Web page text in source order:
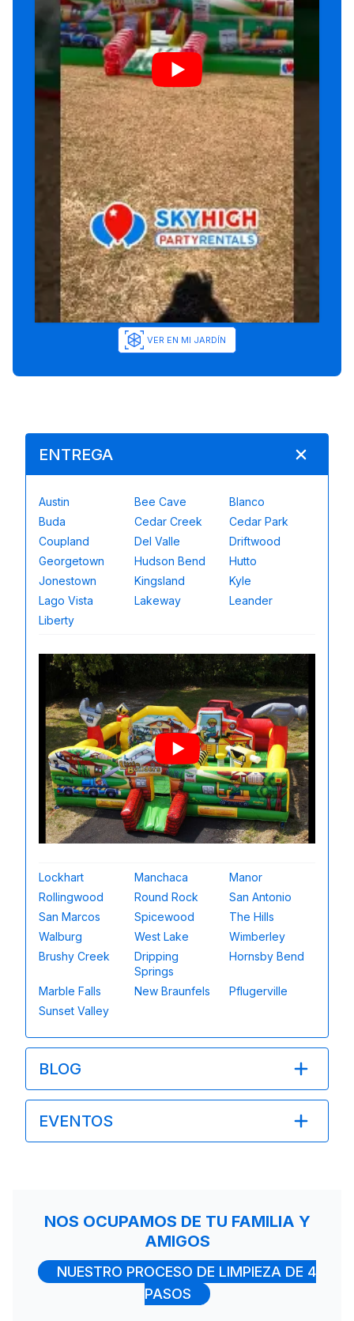
VER EN MI JARDÍN
ENTREGA
Austin Bee Cave
Blanco
Buda
Cedar Creek
Cedar Park
Coupland
Del Valle
Driftwood
Georgetown
Hudson Bend
Hutto
Jonestown
Kingsland
Kyle
Lago Vista
Lakeway
Leander
Liberty
Lockhart Manchaca
Manor
Rollingwood
Round Rock
San Antonio
San Marcos
Spicewood
The Hills
Walburg
West Lake
Wimberley
Brushy Creek
Dripping
Springs
Hornsby Bend
Marble Falls New Braunfels
Pflugerville
Sunset Valley
BLOG
EVENTOS
NOS OCUPAMOS DE TU FAMILIA Y
AMIGOS
NUESTRO PROCESO DE LIMPIEZA DE 4
PASOS